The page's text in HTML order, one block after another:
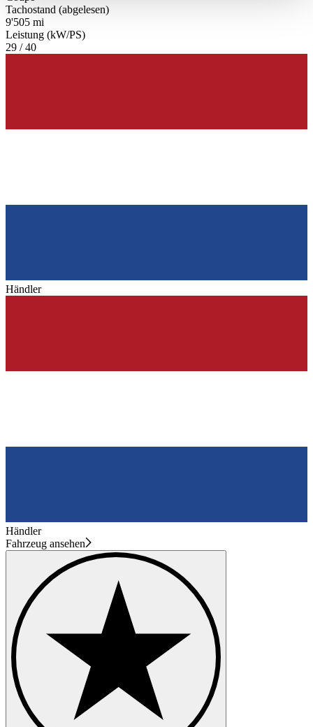
haben oder die sie im Rahmen Ihrer Nutzung der Dienste
gesammelt haben.
Tachostand (abgelesen)
9'505 mi
Leistung (kW/PS)
29 / 40
Händler
Händler
Fahrzeug ansehen